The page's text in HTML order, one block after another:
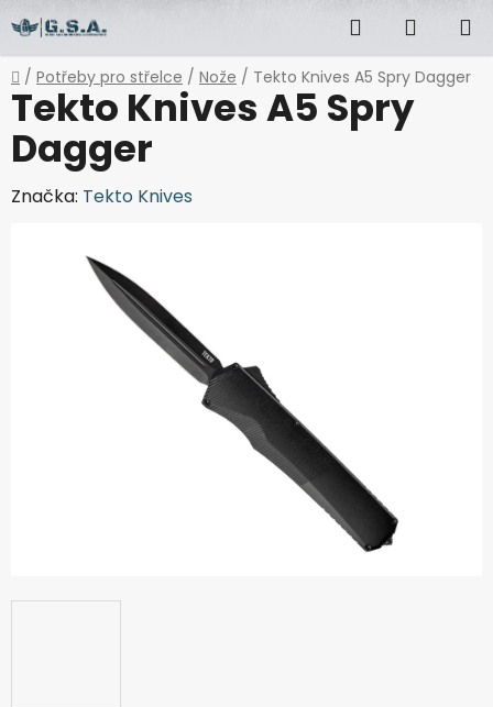
na
obsah
Hledat
KOŠÍK
Domů
/ Potřeby pro střelce / Nože / Tekto Knives A5 Spry Dagger
Tekto Knives A5 Spry
Dagger
Značka: Tekto Knives